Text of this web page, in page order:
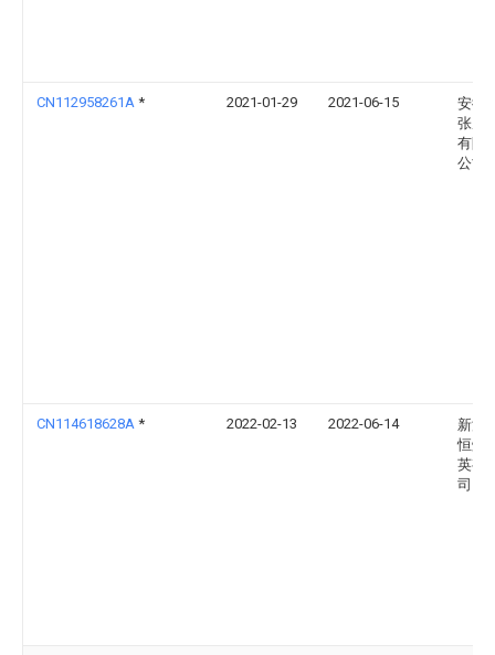
CN112958261A * 2021-01-29 2021-06-15
安徽
张庄
有限
公司
CN114618628A * 2022-02-13 2022-06-14
新沂
恒熔
英有
司